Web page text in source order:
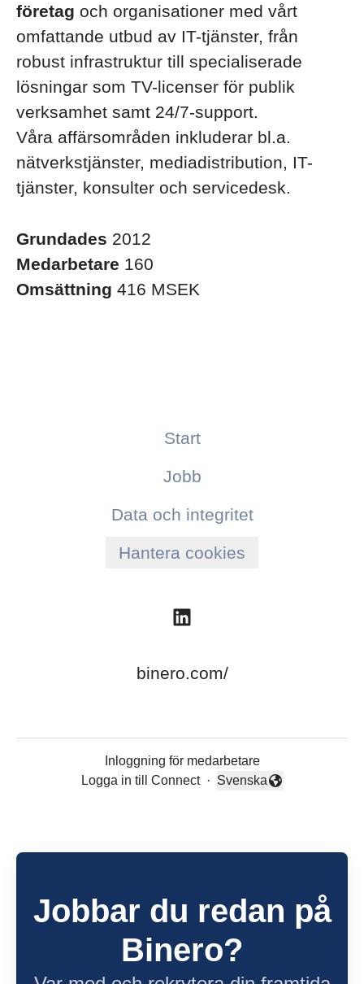
företag och organisationer med vårt
omfattande utbud av IT-tjänster, från
robust infrastruktur till specialiserade
lösningar som TV-licenser för publik
verksamhet samt 24/7-support.
Våra affärsområden inkluderar bl.a.
nätverkstjänster, mediadistribution, IT-
tjänster, konsulter och servicedesk.
Grundades 2012
Medarbetare 160
Omsättning 416 MSEK
Start
Jobb
Data och integritet
Hantera cookies
binero.com/
Inloggning för medarbetare
Logga in till Connect
·
Byt språk
Svenska
Jobbar du redan på
Binero?